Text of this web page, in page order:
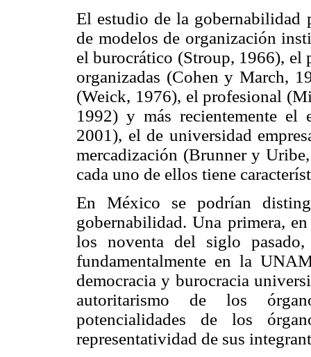
El estudio de la gobernabilidad
de modelos de organización
el burocrático (Stroup, 1966),
organizadas (Cohen y March,
(Weick, 1976), el profesional
1992) y más recientemente el
2001), el de universidad
mercadización (Brunner y
cada uno de ellos tiene
En México se podrían
gobernabilidad. Una primera,
los noventa del siglo pasado,
fundamentalmente en la
democracia y burocracia
autoritarismo de los
potencialidades de los
representatividad de sus